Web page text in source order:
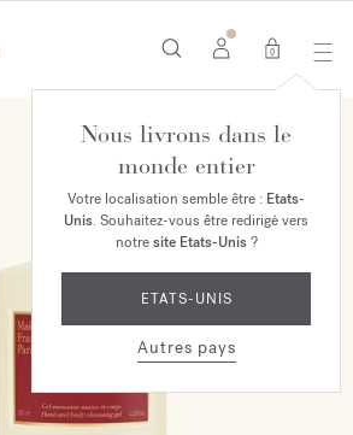
0
Nous livrons dans le
monde entier
Votre localisation semble être : Etats-
Unis. Souhaitez-vous être redirigé vers
notresite Etats-Unis?
ETATS-UNIS
Autres pays